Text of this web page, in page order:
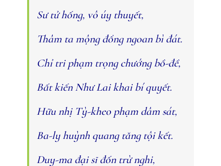
Sư tử hống, vô úy thuyết,
Thâm ta mộng đổng ngoan bì đát.
Chỉ tri phạm trọng chướng bồ-đề,
Bất kiến Như Lai khai bí quyết.
Hữu nhị Tỳ-kheo phạm dâm sát,
Ba-ly huỳnh quang tăng tội kết.
Duy-ma đại sĩ đốn trừ nghi,